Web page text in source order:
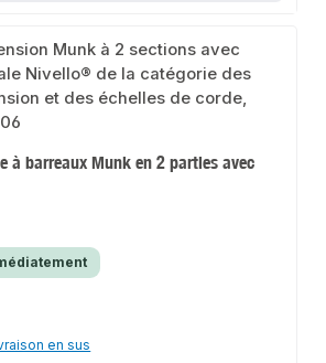
à barreaux Munk en 2 parties avec
en sus